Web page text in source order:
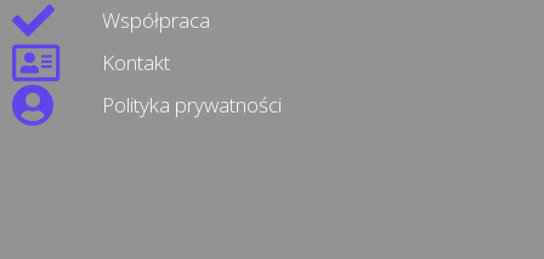
Współpraca
Kontakt
Polityka prywatności